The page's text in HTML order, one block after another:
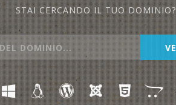
STAI CERCANDO IL TUO DOMINIO?